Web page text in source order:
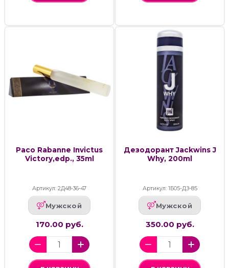
Paco Rabanne Invictus
Victory,edp., 35ml
Артикул: 2Д48-36-47
Мужской
170.00 руб.
Дезодорант Jackwins J
Why, 200ml
Артикул: 1Б05-ДЗ-85
Мужской
350.00 руб.